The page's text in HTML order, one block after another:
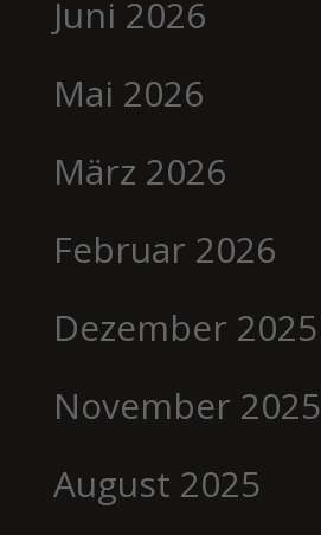
Juni 2026
Mai 2026
März 2026
Februar 2026
Dezember 2025
November 2025
August 2025